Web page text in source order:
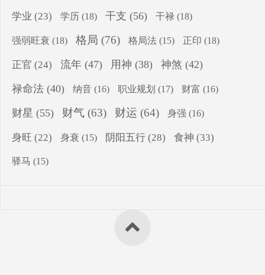
学业 (23) 学历 (18) 干支 (56) 干禄 (18)
强弱旺衰 (18) 格局 (76) 格局法 (15) 正印 (18)
正官 (24) 流年 (47) 用神 (38) 神煞 (42)
禄命法 (40) 纳音 (16) 职业规划 (17) 财富 (16)
财星 (55) 财气 (63) 财运 (64) 身强 (16)
身旺 (22) 身衰 (15) 阴阳五行 (28) 食神 (33)
驿马 (15)